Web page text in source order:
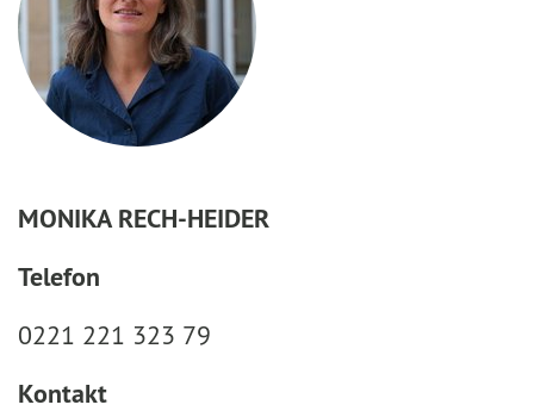
MONIKA RECH-HEIDER
Telefon
0221 221 323 79
Kontakt